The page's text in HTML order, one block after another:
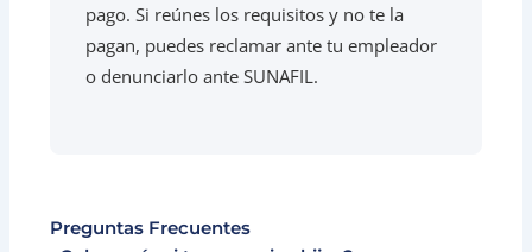
pago. Si reúnes los requisitos y no te la
pagan, puedes reclamar ante tu empleador
o denunciarlo ante SUNAFIL.
Preguntas Frecuentes